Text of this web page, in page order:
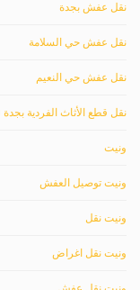
نقل عفش بجدة
نقل عفش حي السلامة
نقل عفش حي النعيم
نقل قطع الأثاث الفردية
ونيت
ونيت توصيل العفش
ونيت نقل
ونيت نقل اغراض